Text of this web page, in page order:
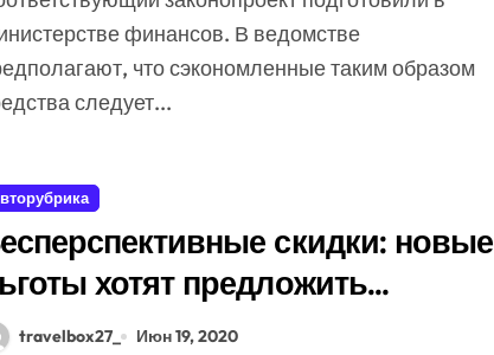
финансов. В ведомстве
что сэкономленные таким образом
следует...
скидки: новые
хотят предложить
электромобилей
travelbox27_ Июн 19, 2020